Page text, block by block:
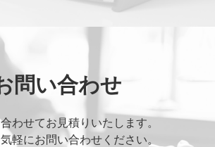
問い合わせ
わせてお見積りいたします。
軽にお問い合わせください。